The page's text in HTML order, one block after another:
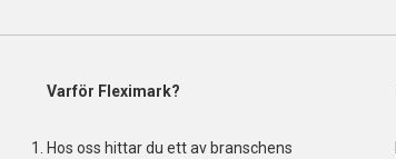
Varför Fleximark?
Hos oss hittar du ett av branschens